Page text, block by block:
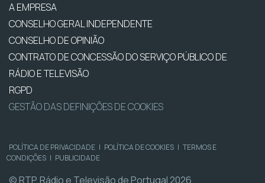
A EMPRESA
CONSELHO GERAL INDEPENDENTE
CONSELHO DE OPINIÃO
CONTRATO DE CONCESSÃO DO SERVIÇO PÚBLICO DE
RÁDIO E TELEVISÃO
RGPD
GESTÃO DAS DEFINIÇÕES DE COOKIES
POLÍTICA DE PRIVACIDADE | POLÍTICA DE COOKIES | TERMOS E
CONDIÇÕES | PUBLICIDADE
© RTP, Rádio e Televisão de Portugal 2026